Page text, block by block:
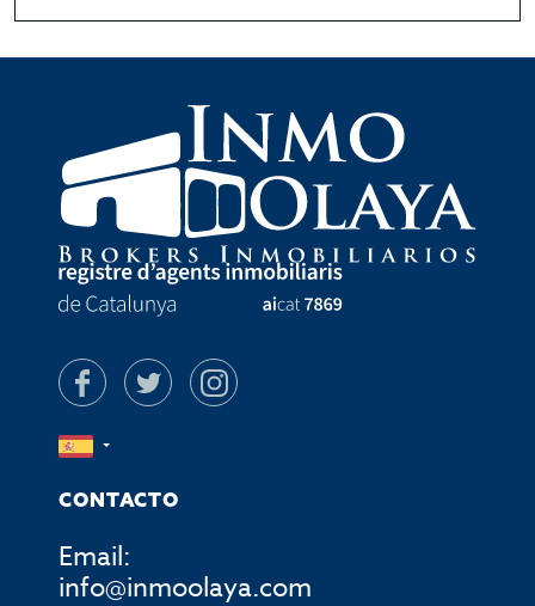
CONTACTO
Email:
info@inmoolaya.com